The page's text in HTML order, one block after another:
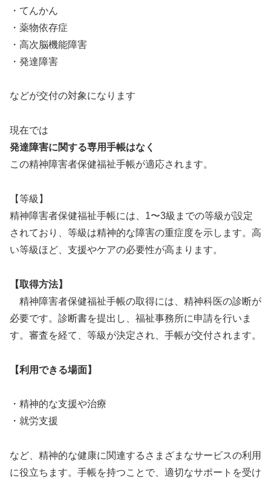
・てんかん
・薬物依存症
・高次脳機能障害
・発達障害
などが交付の対象になります
現在では
発達障害に関する専用手帳はなく
この精神障害者保健福祉手帳が適応されます。
【等級】
精神障害者保健福祉手帳には、1〜3級までの等級が設定
されており、等級は精神的な障害の重症度を示します。高
い等級ほど、支援やケアの必要性が高まります。
【取得方法】
精神障害者保健福祉手帳の取得には、精神科医の診断が
必要です。診断書を提出し、福祉事務所に申請を行いま
す。審査を経て、等級が決定され、手帳が交付されます。
【利用できる場面】
・精神的な支援や治療
・就労支援
など、精神的な健康に関連するさまざまなサービスの利用
に役立ちます。手帳を持つことで、適切なサポートを受け